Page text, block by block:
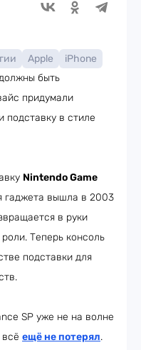
Apple
iPhone
быть
придумали
подставку в стиле
Nintendo Game
гаджета вышла в 2003
в руки
Теперь консоль
подставки для
SP уже не на волне
ещё не потерял.